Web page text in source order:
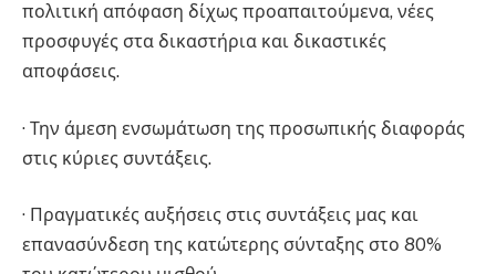
πολιτική απόφαση δίχως προαπαιτούμενα, νέες
προσφυγές στα δικαστήρια και δικαστικές
αποφάσεις.
· Την άμεση ενσωμάτωση της προσωπικής διαφοράς
στις κύριες συντάξεις.
· Πραγματικές αυξήσεις στις συντάξεις μας και
επανασύνδεση της κατώτερης σύνταξης στο 80%